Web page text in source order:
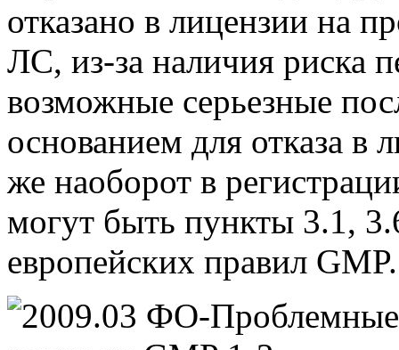
отказано в лицензии на
ЛС, из-за наличия риска
возможные серьезные
основанием для отказа в
же наоборот в
могут быть пункты 3.1,
европейских правил GMP.